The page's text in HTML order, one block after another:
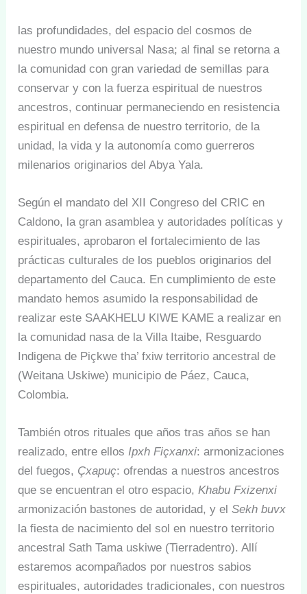
las profundidades, del espacio del cosmos de
nuestro mundo universal Nasa; al final se retorna a
la comunidad con gran variedad de semillas para
conservar y con la fuerza espiritual de nuestros
ancestros, continuar permaneciendo en resistencia
espiritual en defensa de nuestro territorio, de la
unidad, la vida y la autonomía como guerreros
milenarios originarios del Abya Yala.
Según el mandato del XII Congreso del CRIC en
Caldono, la gran asamblea y autoridades políticas y
espirituales, aprobaron el fortalecimiento de las
prácticas culturales de los pueblos originarios del
departamento del Cauca. En cumplimiento de este
mandato hemos asumido la responsabilidad de
realizar este SAAKHELU KIWE KAME a realizar en
la comunidad nasa de la Villa Itaibe, Resguardo
Indigena de Piçkwe tha’ fxiw territorio ancestral de
(Weitana Uskiwe) municipio de Páez, Cauca,
Colombia.
También otros rituales que años tras años se han
realizado, entre ellosIpxh Fiçxanxi: armonizaciones
del fuegos, Çxapuç: ofrendas a nuestros ancestros
que se encuentran el otro espacio,Khabu Fxizenxi
armonización bastones de autoridad, y elSekh buvx
la fiesta de nacimiento del sol en nuestro territorio
ancestral Sath Tama uskiwe (Tierradentro). Allí
estaremos acompañados por nuestros sabios
espirituales, autoridades tradicionales, con nuestros